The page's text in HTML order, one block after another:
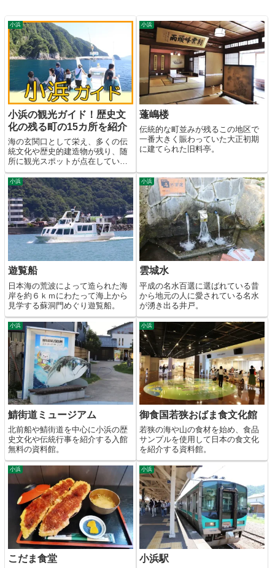
小浜
小浜の観光ガイド！歴史文
化の残る町の15カ所を紹介
海の玄関口として栄え、多くの伝
統文化や歴史的建造物が残り、随
所に観光スポットが点在している
若狭湾の港町。
小浜
蓬嶋楼
伝統的な町並みが残るこの地区で
一番大きく賑わっていた大正初期
に建てられた旧料亭。
小浜
遊覧船
日本海の荒波によって造られた海
岸を約６ｋｍにわたって海上から
見学する蘇洞門めぐり遊覧船。
小浜
雲城水
平成の名水百選に選ばれている昔
から地元の人に愛されている名水
が湧き出る井戸。
小浜
鯖街道ミュージアム
北前船や鯖街道を中心に小浜の歴
史文化や伝統行事を紹介する入館
無料の資料館。
小浜
御食国若狭おばま食文化館
若狭の海や山の食材を始め、食品
サンプルを使用して日本の食文化
を紹介する資料館。
小浜
こだま食堂
小浜
小浜駅